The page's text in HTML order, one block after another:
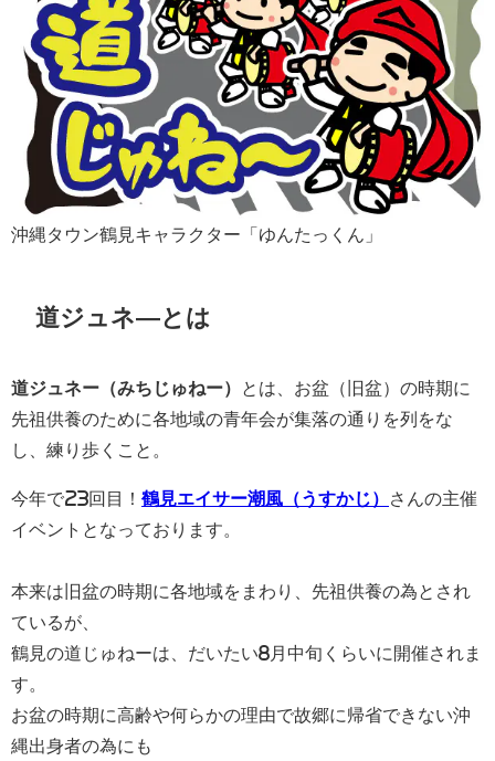
沖縄タウン鶴見キャラクター「ゆんたっくん」
道ジュネ―とは
道ジュネー（みちじゅねー）
とは、お盆（旧盆）の時期に
先祖供養のために各地域の青年会が集落の通りを列をな
し、練り歩くこと。
今年で23回目！ 鶴見エイサー潮風（うすかじ）
さんの主催
イベントとなっております。
本来は旧盆の時期に各地域をまわり、先祖供養の為とされ
ているが、
鶴見の道じゅねーは、だいたい8月中旬くらいに開催されま
す。
お盆の時期に高齢や何らかの理由で故郷に帰省できない沖
縄出身者の為にも